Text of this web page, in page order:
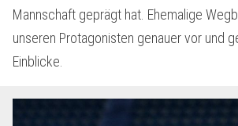
Mannschaft geprägt hat. Ehemalige
unseren Protagonisten genauer vor und
Einblicke.